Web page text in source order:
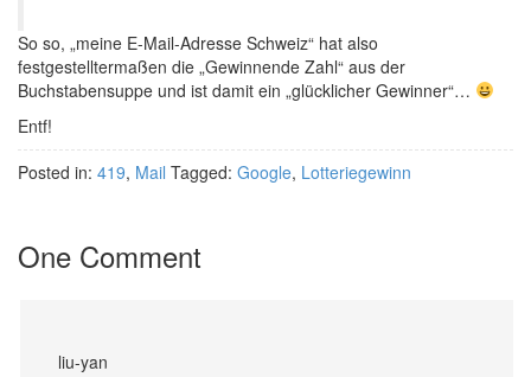
So so, „meine E-Mail-Adresse Schweiz“ hat also
festgestelltermaßen die „Gewinnende Zahl“ aus der
Buchstabensuppe und ist damit ein „glücklicher Gewinner“…
Entf!
Posted in: 419, Mail Tagged: Google, Lotteriegewinn
One Comment
liu-yan